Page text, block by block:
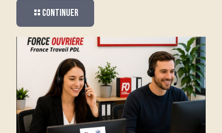
Continuer